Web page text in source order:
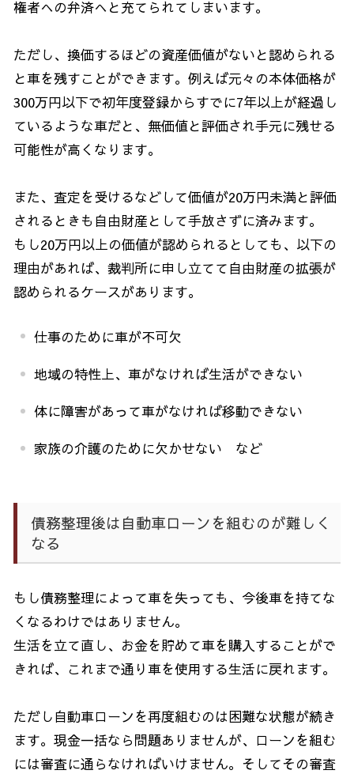
権者への弁済へと充てられてしまいます。
ただし、換価するほどの資産価値がないと認められる
と車を残すことができます。例えば元々の本体価格が
300万円以下で初年度登録からすでに7年以上が経過し
ているような車だと、無価値と評価され手元に残せる
可能性が高くなります。
また、査定を受けるなどして価値が20万円未満と評価
されるときも自由財産として手放さずに済みます。
もし20万円以上の価値が認められるとしても、以下の
理由があれば、裁判所に申し立てて自由財産の拡張が
認められるケースがあります。
仕事のために車が不可欠
地域の特性上、車がなければ生活ができない
体に障害があって車がなければ移動できない
家族の介護のために欠かせない など
債務整理後は自動車ローンを組むのが難しく
なる
もし債務整理によって車を失っても、今後車を持てな
くなるわけではありません。
生活を立て直し、お金を貯めて車を購入することがで
きれば、これまで通り車を使用する生活に戻れます。
ただし自動車ローンを再度組むのは困難な状態が続き
ます。現金一括なら問題ありませんが、ローンを組む
には審査に通らなければいけません。そしてその審査